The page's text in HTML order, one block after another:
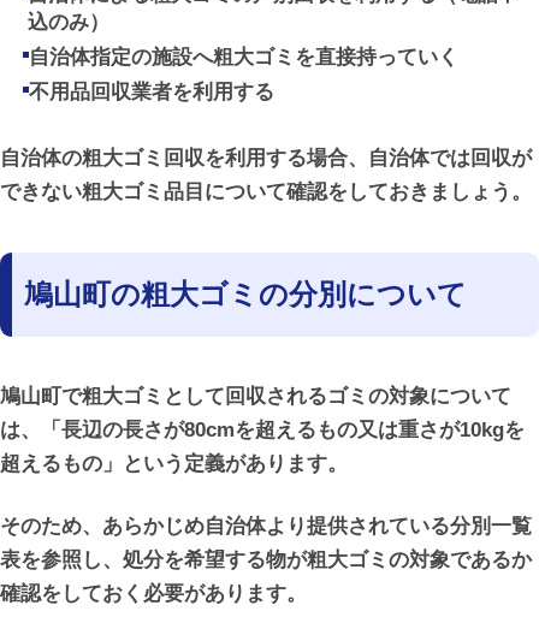
込のみ）
自治体指定の施設へ粗大ゴミを直接持っていく
不用品回収業者を利用する
自治体の粗大ゴミ回収を利用する場合、自治体では回収が
できない粗大ゴミ品目について確認をしておきましょう。
鳩山町の粗大ゴミの分別について
鳩山町で粗大ゴミとして回収されるゴミの対象について
は、「長辺の長さが80cmを超えるもの又は重さが10kgを
超えるもの」という定義があります。
そのため、あらかじめ自治体より提供されている分別一覧
表を参照し、処分を希望する物が粗大ゴミの対象であるか
確認をしておく必要があります。